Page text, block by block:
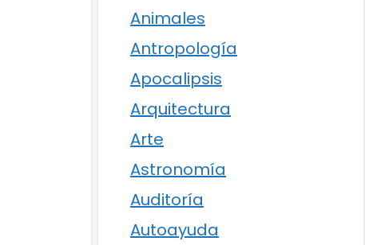
Animales
Antropología
Apocalipsis
Arquitectura
Arte
Astronomía
Auditoría
Autoayuda